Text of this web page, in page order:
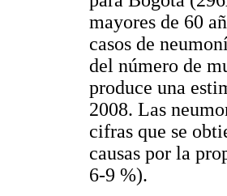
mayores de 60
casos de
del número de
produce una
2008. Las
cifras que se
causas por la
6-9 %).